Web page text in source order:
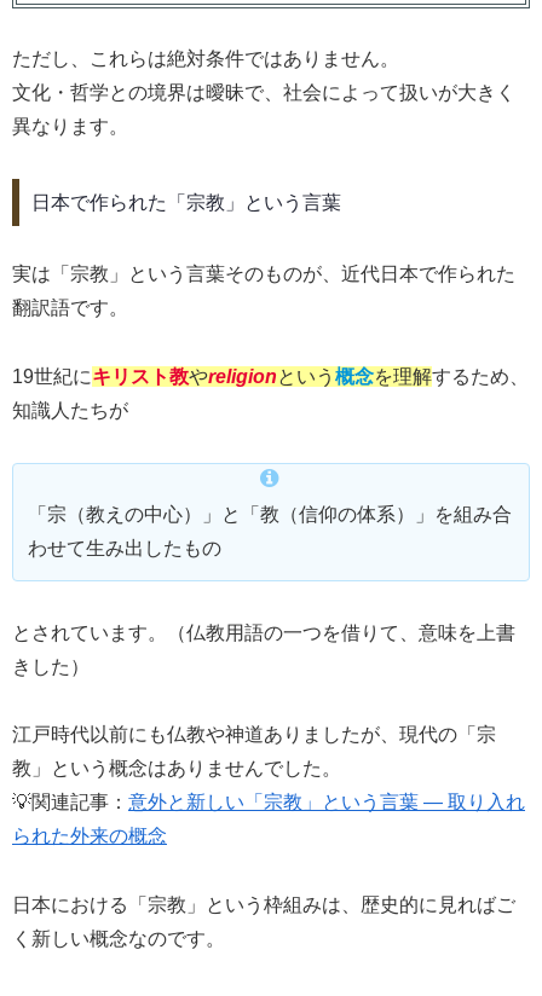
ただし、これらは絶対条件ではありません。
文化・哲学との境界は曖昧で、社会によって扱いが大きく
異なります。
日本で作られた「宗教」という言葉
実は「宗教」という言葉そのものが、近代日本で作られた
翻訳語です。
19世紀にキリスト教やreligionという 概念を理解するため、
知識人たちが
「宗（教えの中心）」と「教（信仰の体系）」を組み合
わせて生み出したもの
とされています。（仏教用語の一つを借りて、意味を上書
きした）
江戸時代以前にも仏教や神道ありましたが、現代の「宗
教」という概念はありませんでした。
💡関連記事： 意外と新しい「宗教」という言葉 ― 取り入れ
られた外来の概念
日本における「宗教」という枠組みは、歴史的に見ればご
く新しい概念なのです。